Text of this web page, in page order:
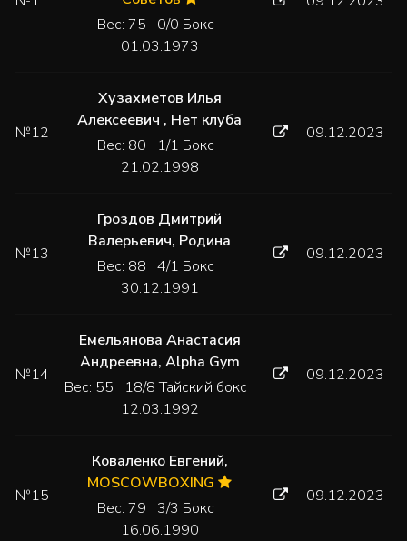
Вес: 75 0/0 Бокс
01.03.1973
№12
Хузахметов Илья
Алексеевич , Нет клуба
Вес: 80 1/1 Бокс
21.02.1998
09.12.2023
№13
Гроздов Дмитрий
Валерьевич, Родина
Вес: 88 4/1 Бокс
30.12.1991
09.12.2023
№14
Емельянова Анастасия
Андреевна, Alpha Gym
Вес: 55 18/8 Тайский бокс
12.03.1992
09.12.2023
№15
Коваленко Евгений,
MOSCOWBOXING
Вес: 79 3/3 Бокс
16.06.1990
09.12.2023